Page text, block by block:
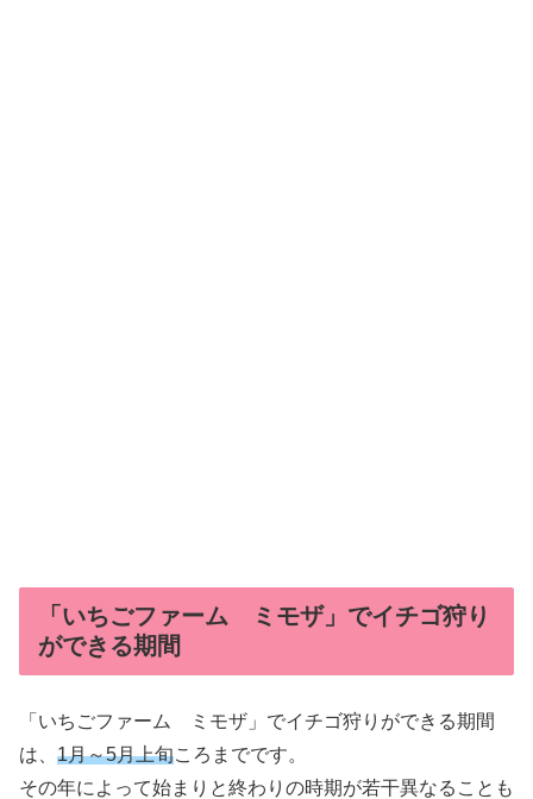
「いちごファーム ミモザ」でイチゴ狩り
ができる期間
「いちごファーム ミモザ」でイチゴ狩りができる期間
は、 1月～5月上旬ころまでです。
その年によって始まりと終わりの時期が若干異なることも